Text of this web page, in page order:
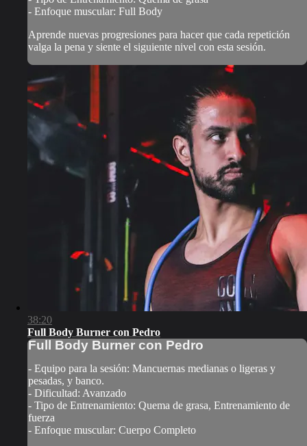
- Enfoque muscular: Full Body
Aprende nuevas progresiones para hacer que cada repetición
valga la pena y siente el siguiente nivel con esta sesión.
38:20
Full Body Burner con Pedro
Full Body Burner con Pedro
- Equipo para la sesión: Mancuernas medianas o ligeras y
pesadas, y banco.
- Dificultad: Avanzado
- Tipo de Entrenamiento: Quema de grasa, Entrenamiento de
fuerza
- Enfoque muscular: Cuerpo Completo